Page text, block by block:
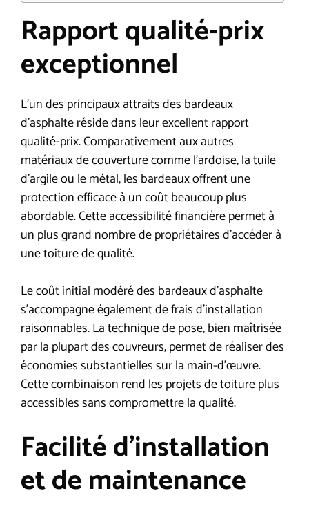
Rapport qualité-prix
exceptionnel
L’un des principaux attraits des bardeaux
d’asphalte réside dans leur excellent rapport
qualité-prix. Comparativement aux autres
matériaux de couverture comme l’ardoise, la tuile
d’argile ou le métal, les bardeaux offrent une
protection efficace à un coût beaucoup plus
abordable. Cette accessibilité financière permet à
un plus grand nombre de propriétaires d’accéder à
une toiture de qualité.
Le coût initial modéré des bardeaux d’asphalte
s’accompagne également de frais d’installation
raisonnables. La technique de pose, bien maîtrisée
par la plupart des couvreurs, permet de réaliser des
économies substantielles sur la main-d’œuvre.
Cette combinaison rend les projets de toiture plus
accessibles sans compromettre la qualité.
Facilité d’installation
et de maintenance